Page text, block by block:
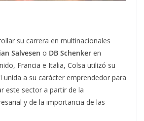
su carrera en multinacionales
Salvesen o DB Schenker en
Francia e Italia, Colsa utilizó su
unida a su carácter emprendedor para
este sector a partir de la
y de la importancia de las